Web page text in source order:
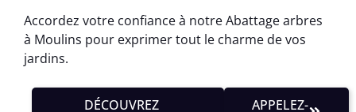
Accordez votre confiance à notre Abattage arbres
à Moulins pour exprimer tout le charme de vos
jardins.
DÉCOUVREZ APPELEZ-